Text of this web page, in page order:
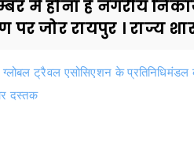
में होना है नगरीय
जोर रायपुर । राज्य
ट्रैवल एसोसिएशन के
दस्तक